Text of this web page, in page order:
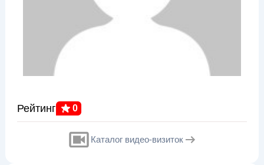
Рейтинг 0
Каталог видео-визиток